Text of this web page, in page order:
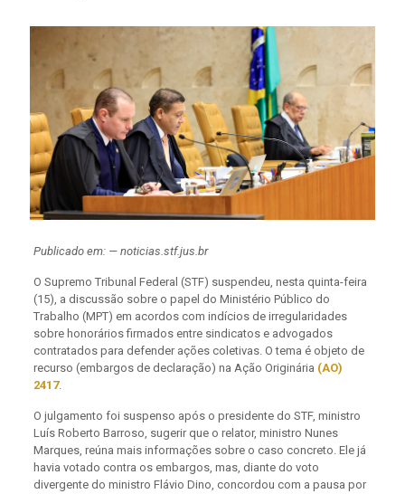
Publicado em: — noticias.stf.jus.br
O Supremo Tribunal Federal (STF) suspendeu, nesta quinta-feira
(15), a discussão sobre o papel do Ministério Público do
Trabalho (MPT) em acordos com indícios de irregularidades
sobre honorários firmados entre sindicatos e advogados
contratados para defender ações coletivas. O tema é objeto de
recurso (embargos de declaração) na Ação Originária (AO)
2417.
O julgamento foi suspenso após o presidente do STF, ministro
Luís Roberto Barroso, sugerir que o relator, ministro Nunes
Marques, reúna mais informações sobre o caso concreto. Ele já
havia votado contra os embargos, mas, diante do voto
divergente do ministro Flávio Dino, concordou com a pausa por